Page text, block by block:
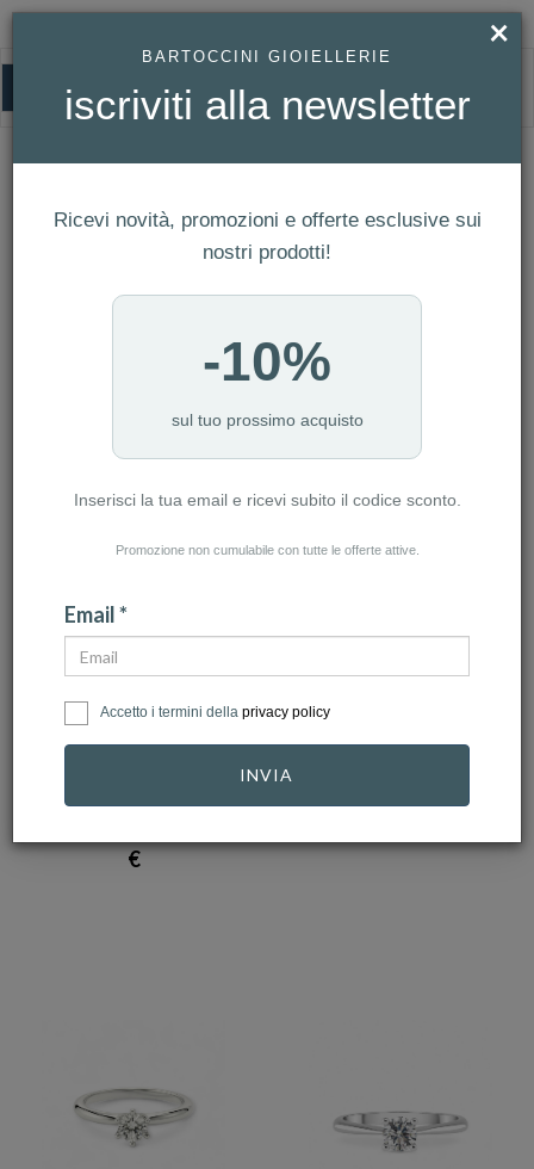
DONNA
NUMERO ARTICOLI:4749
-10%
SALVINI
Anello Salvini -
Vertigo S 3 fili, in …
€
GIOIELLERIA ITALIANA
Anello in Oro Bianco
con Diamanti
×
BARTOCCINI GIOIELLERIE
iscriviti alla newsletter
Ricevi novità, promozioni e offerte esclusive sui
nostri prodotti!
-10%
sul tuo prossimo acquisto
Inserisci la tua email e ricevi subito il codice sconto.
Promozione non cumulabile con tutte le offerte attive.
Email *
Accetto i termini della privacy policy
INVIA